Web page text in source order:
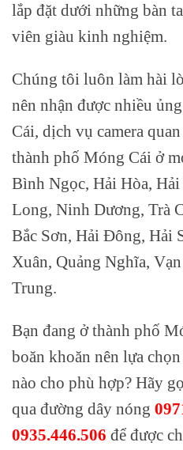
lắp đặt dưới những bàn
viên giàu kinh nghiệm.
Chúng tôi luôn làm hài
nên nhận được nhiều
Cái, dịch vụ camera
thành phố Móng Cái ở
Bình Ngọc, Hải Hòa, Hải
Long, Ninh Dương, Trà
Bắc Sơn, Hải Đông, Hải
Xuân, Quảng Nghĩa,
Trung.
Bạn đang ở thành phố
boăn khoăn nên lựa
nào cho phù hợp? Hãy
qua đường dây nóng
0935.446.506 để được